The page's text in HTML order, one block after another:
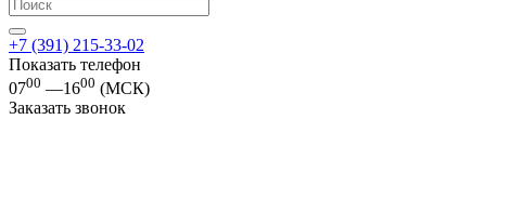
+7 (391) 215-33-02
Показать телефон
0700 —1600 (МСК)
Заказать звонок